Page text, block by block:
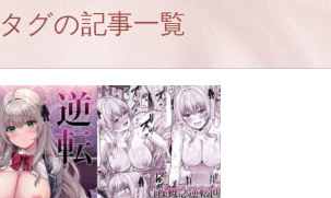
グの記事一覧